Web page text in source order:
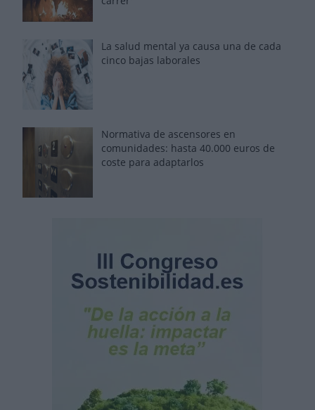
La salud mental ya causa una de cada
cinco bajas laborales
Normativa de ascensores en
comunidades: hasta 40.000 euros de
coste para adaptarlos